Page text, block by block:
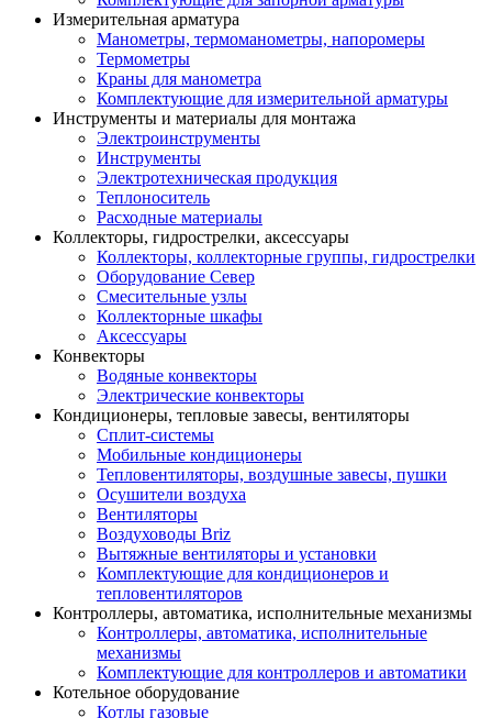
Измерительная арматура
Манометры, термоманометры, напоромеры
Термометры
Краны для манометра
Комплектующие для измерительной арматуры
Инструменты и материалы для монтажа
Электроинструменты
Инструменты
Электротехническая продукция
Теплоноситель
Расходные материалы
Коллекторы, гидрострелки, аксессуары
Коллекторы, коллекторные группы, гидрострелки
Оборудование Север
Смесительные узлы
Коллекторные шкафы
Аксессуары
Конвекторы
Водяные конвекторы
Электрические конвекторы
Кондиционеры, тепловые завесы, вентиляторы
Сплит-системы
Мобильные кондиционеры
Тепловентиляторы, воздушные завесы, пушки
Осушители воздуха
Вентиляторы
Воздуховоды Briz
Вытяжные вентиляторы и установки
Комплектующие для кондиционеров и
тепловентиляторов
Контроллеры, автоматика, исполнительные механизмы
Контроллеры, автоматика, исполнительные
механизмы
Комплектующие для контроллеров и автоматики
Котельное оборудование
Котлы газовые